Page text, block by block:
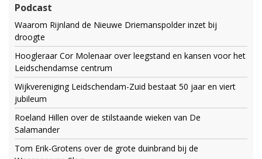
Podcast
Waarom Rijnland de Nieuwe Driemanspolder inzet bij
droogte
Hoogleraar Cor Molenaar over leegstand en kansen voor het
Leidschendamse centrum
Wijkvereniging Leidschendam-Zuid bestaat 50 jaar en viert
jubileum
Roeland Hillen over de stilstaande wieken van De
Salamander
Tom Erik-Grotens over de grote duinbrand bij de